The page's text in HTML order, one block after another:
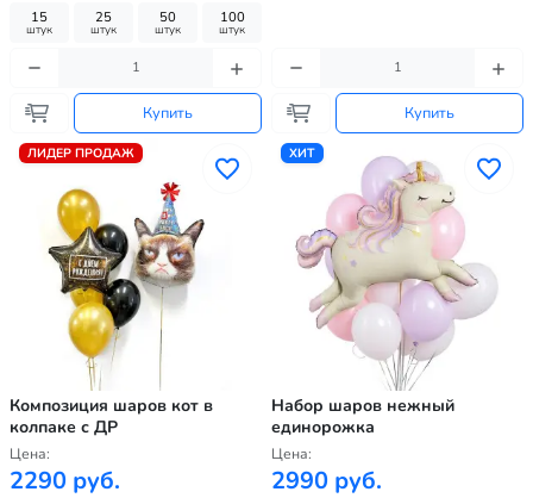
15
штук
25
штук
50
штук
100
штук
Купить Купить
ЛИДЕР ПРОДАЖ
Композиция шаров кот в
колпаке с ДР
Цена:
2290 руб.
ХИТ
Набор шаров нежный
единорожка
Цена:
2990 руб.